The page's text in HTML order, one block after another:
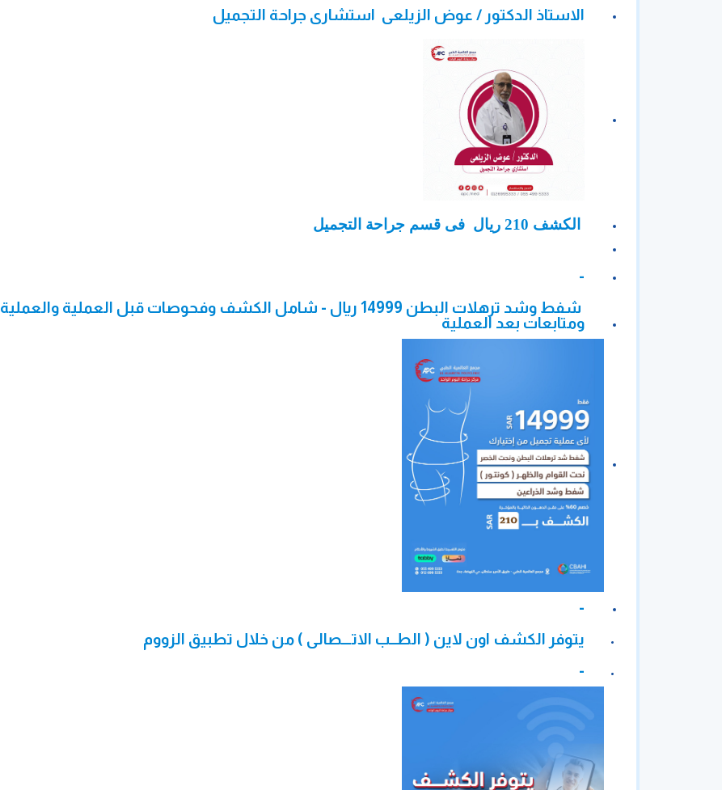
الاستاذ الدكتور / عوض الزيلعى استشارى جراحة التجميل
الكشف 210 ريال فى قسم جراحة التجميل
-
شفط وشد ترهلات البطن 14999 ريال - شامل الكشف وفحوصات قبل العملية والعملية
ومتابعات بعد العملية
-
يتوفر الكشف اون لاين ( الطــب الاتـــصالى ) من خلال تطبيق الزووم
-